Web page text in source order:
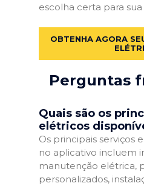
escolha certa para sua
OBTENHA AGORA
Perguntas
Quais são os
elétricos
Os principais serviços
no aplicativo incluem
manutenção elétrica,
personalizados,